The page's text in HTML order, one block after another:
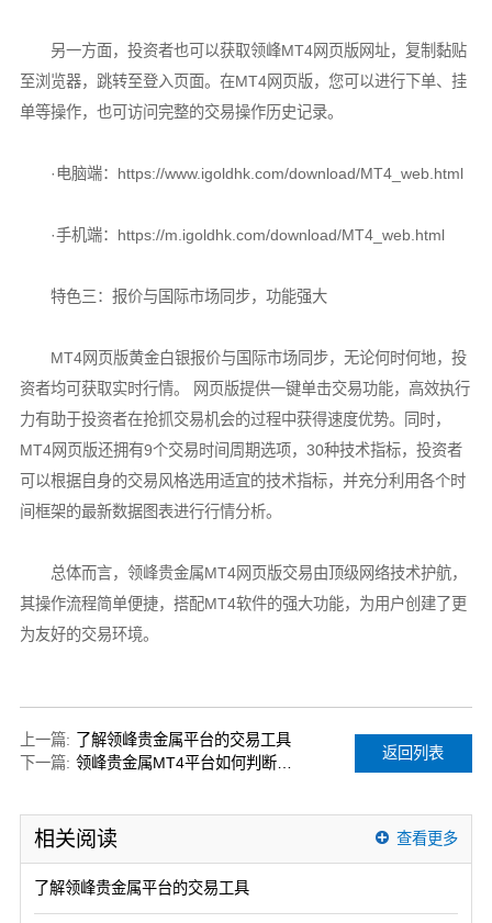
另一方面，投资者也可以获取领峰MT4网页版网址，复制黏贴
至浏览器，跳转至登入页面。在MT4网页版，您可以进行下单、挂
单等操作，也可访问完整的交易操作历史记录。
·电脑端：https://www.igoldhk.com/download/MT4_web.html
·手机端：https://m.igoldhk.com/download/MT4_web.html
特色三：报价与国际市场同步，功能强大
MT4网页版黄金白银报价与国际市场同步，无论何时何地，投
资者均可获取实时行情。 网页版提供一键单击交易功能，高效执行
力有助于投资者在抢抓交易机会的过程中获得速度优势。同时，
MT4网页版还拥有9个交易时间周期选项，30种技术指标，投资者
可以根据自身的交易风格选用适宜的技术指标，并充分利用各个时
间框架的最新数据图表进行行情分析。
总体而言，领峰贵金属MT4网页版交易由顶级网络技术护航，
其操作流程简单便捷，搭配MT4软件的强大功能，为用户创建了更
为友好的交易环境。
上一篇:
了解领峰贵金属平台的交易工具
下一篇:
领峰贵金属MT4平台如何判断可靠性？
返回列表
相关阅读 查看更多
了解领峰贵金属平台的交易工具